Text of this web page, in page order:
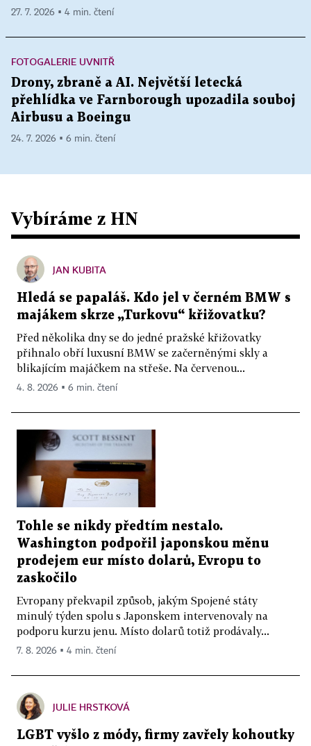
27. 7. 2026 ▪ 4 min. čtení
FOTOGALERIE UVNITŘ
Drony, zbraně a AI. Největší letecká
přehlídka ve Farnborough upozadila souboj
Airbusu a Boeingu
24. 7. 2026 ▪ 6 min. čtení
Vybíráme z HN
JAN KUBITA
Hledá se papaláš. Kdo jel v černém BMW s
majákem skrze „Turkovu“ křižovatku?
Před několika dny se do jedné pražské křižovatky
přihnalo obří luxusní BMW se začerněnými skly a
blikajícím majáčkem na střeše. Na červenou...
4. 8. 2026 ▪ 6 min. čtení
Tohle se nikdy předtím nestalo.
Washington podpořil japonskou měnu
prodejem eur místo dolarů, Evropu to
zaskočilo
Evropany překvapil způsob, jakým Spojené státy
minulý týden spolu s Japonskem intervenovaly na
podporu kurzu jenu. Místo dolarů totiž prodávaly...
7. 8. 2026 ▪ 4 min. čtení
JULIE HRSTKOVÁ
LGBT vyšlo z módy, firmy zavřely kohoutky